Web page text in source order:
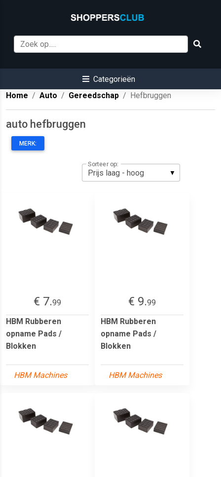
Categorieën
Home
Auto Gereedschap Hefbruggen
auto hefbruggen
MERK:
Sorteer op:
€ 7.99
HBM Rubberen
opname Pads /
Blokken
HBM Machines
€ 9.99
HBM Rubberen
opname Pads /
Blokken
HBM Machines